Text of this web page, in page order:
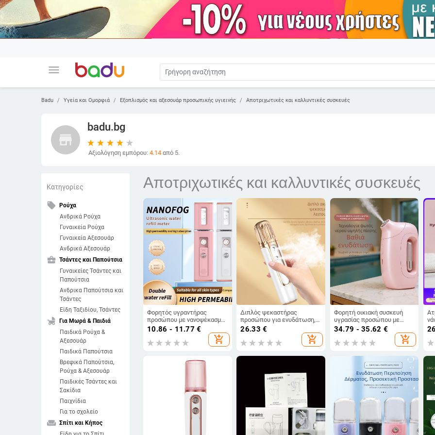
menu
Badu Υγεία και Ομορφιά Εξοπλισμός και αξεσουάρ προσωπικής υγιεινής Αποτριχωτικές και καλλυντικές συσκευές
store
badu.bg
Αξιολόγηση εμπόρου: 4.14 από 5.
Κατηγορίες
local_offer Ρούχα
Ανδρικά Ρούχα
Γυναικεία Ρούχα
Γυναικεία Αξεσουάρ
Ανδρικά Αξεσουάρ
business_center Τσάντες και Παπούτσια
Γυναικείες Τσάντες και
Παπούτσια
Ανδρικα Παπούτσια και
Τσάντες
Είδη Ταξιδίου, Τσάντες
child_friendly Για Μωρά & Παιδιά
Παιδικά Ρούχα &
Αξεσουάρ
Παιδικά Παπούτσια
Βρεφικά Παπούτσια,
Ρούχα & Αξεσουάρ
Παιδικές Τσάντες και
Σακίδια
Παιχνίδια
Για το σχολείο
weekend Σπίτι και Κήπος
Αποτριχωτικές και καλλυντικές συσκευές
Φορητός υγραντήρας
προσώπου με νανοψέκασμα,
ενσωματωμένη μπαταρία -
κρύο ψέκασμα, ομίχλη σε
<=10 s, 1 λειτουργία,
χωρητικότητα μπαταρίας
10.86 - 11.77 €
add_shopping_cart
Διπλός ψεκαστήρας
προσώπου για ενυδάτωση,
φορητή συσκευή υγρασίας,
ενσωματωμένη μπαταρία
1000–1200 mAh, δεύτερη
ρύθμιση, κρύο ψέκασμα,
αυτόματη απενεργοποίηση
26.33 €
add_shopping_cart
Φορητή οικιακή συσκευή
υγρασίας προσώπου με
έγχυση οξυγόνου και νανο-
34.79 - 35.62 €
add_shopping_cart
60